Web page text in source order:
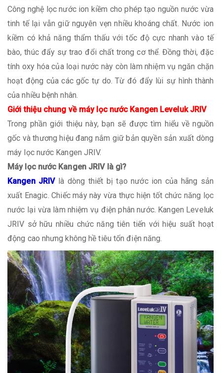
Công nghệ lọc nước ion kiềm cho phép tạo nguồn nước vừa
tinh tế lại vẫn giữ nguyên vẹn nhiều khoáng chất. Nước ion
kiềm có khả năng thẩm thấu với tốc độ cực nhanh vào tế
bào, thúc đẩy sự trao đổi chất trong cơ thể. Đồng thời, đặc
tính oxy hóa của loại nước này còn làm nhiệm vụ ngăn chặn
hoạt động của các gốc tự do. Từ đó đẩy lùi sự hình thành
của nhiều bệnh nhân.
Giới thiệu chung về máy lọc nước Kangen Leveluk JRIV
Trong phần giới thiệu này, bạn sẽ được tìm hiểu về nguồn
gốc và thương hiệu đang nắm giữ bản quyền sản xuất dòng
máy lọc nước Kangen JRIV.
Máy lọc nước Kangen JRIV là gì?
Kangen JRIV là dòng thiết bị tạo nước ion của hãng sản
xuất Enagic. Chiếc máy này vừa thực hiện tốt chức năng lọc
nước lại vừa làm nhiệm vụ điện phân nước. Kangen Leveluk
JRIV sở hữu nhiều chức năng tiên tiến với hiệu suất hoạt
động cao nhưng không hề tiêu tốn điện năng.